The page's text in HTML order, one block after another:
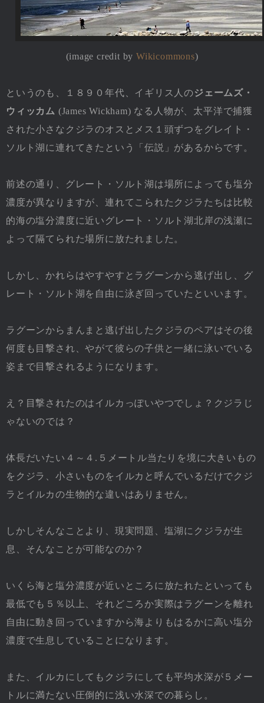
(image credit by Wikicommons)
というのも、１８９０年代、イギリス人のジェームズ・
ウィッカム (James Wickham) なる人物が、太平洋で捕獲
された小さなクジラのオスとメス１頭ずつをグレイト・
ソルト湖に連れてきたという「伝説」があるからです。
前述の通り、グレート・ソルト湖は場所によっても塩分
濃度が異なりますが、連れてこられたクジラたちは比較
的海の塩分濃度に近いグレート・ソルト湖北岸の浅瀬に
よって隔てられた場所に放たれました。
しかし、かれらはやすやすとラグーンから逃げ出し、グ
レート・ソルト湖を自由に泳ぎ回っていたといいます。
ラグーンからまんまと逃げ出したクジラのペアはその後
何度も目撃され、やがて彼らの子供と一緒に泳いでいる
姿まで目撃されるようになります。
え？目撃されたのはイルカっぽいやつでしょ？クジラじ
ゃないのでは？
体長だいたい４～４.５メートル当たりを境に大きいもの
をクジラ、小さいものをイルカと呼んでいるだけでクジ
ラとイルカの生物的な違いはありません。
しかしそんなことより、現実問題、塩湖にクジラが生
息、そんなことが可能なのか？
いくら海と塩分濃度が近いところに放たれたといっても
最低でも５％以上、それどころか実際はラグーンを離れ
自由に動き回っていますから海よりもはるかに高い塩分
濃度で生息していることになります。
また、イルカにしてもクジラにしても平均水深が５メー
トルに満たない圧倒的に浅い水深での暮らし。